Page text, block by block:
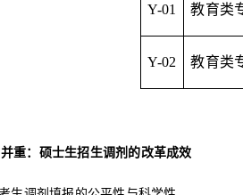
Y-01 教育类
Y-02 教育类
重：硕士生招生调剂的改革成效